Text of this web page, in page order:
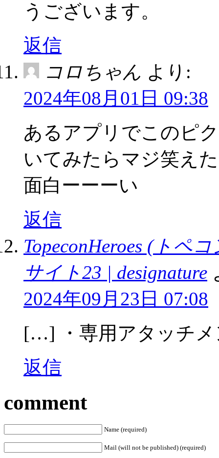
うございます。
返信
コロちゃん より:
2024年08月01日 09:38
あるアプリでこのピ
いてみたらマジ笑え
面白ーーーい
返信
TopeconHeroes (トペ
サイト23 | designature
2024年09月23日 07:08
[…] ・専用アタッチ
返信
comment
Name (required)
Mail (will not be published) (required)